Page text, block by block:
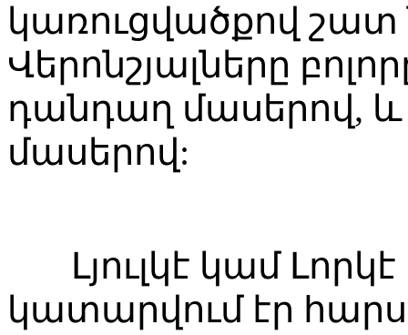
կառուցվածքով շատ
Վերոնշյալները
դանդաղ մասերով,
մասերով:
Լյուլկէ կամ
կատարվում էր